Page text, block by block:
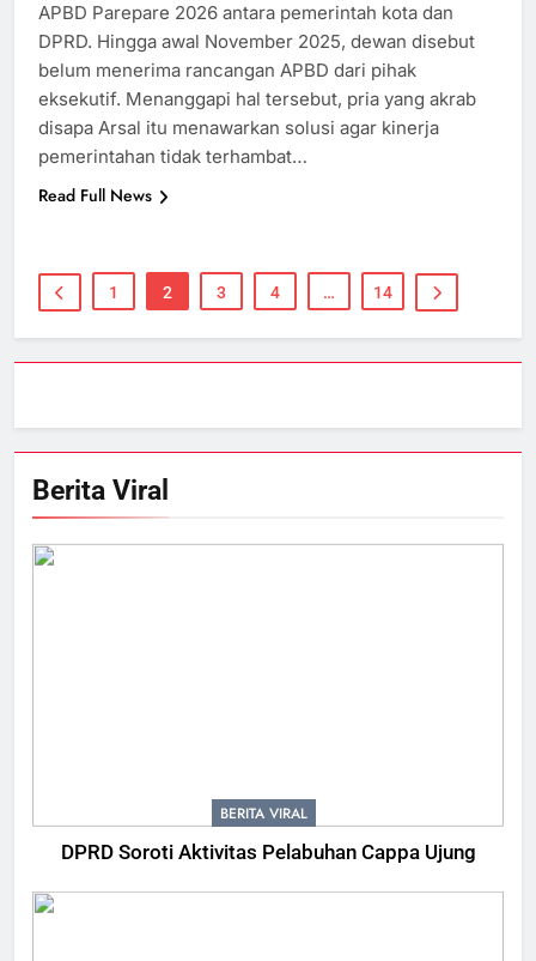
APBD Parepare 2026 antara pemerintah kota dan
DPRD. Hingga awal November 2025, dewan disebut
belum menerima rancangan APBD dari pihak
eksekutif. Menanggapi hal tersebut, pria yang akrab
disapa Arsal itu menawarkan solusi agar kinerja
pemerintahan tidak terhambat…
Read Full News
1 2 3 4 … 14
Berita Viral
BERITA VIRAL
DPRD Soroti Aktivitas Pelabuhan Cappa Ujung